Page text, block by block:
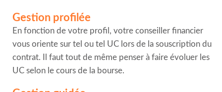
Gestion profilée
En fonction de votre profil, votre conseiller financier
vous oriente sur tel ou tel UC lors de la souscription du
contrat. Il faut tout de même penser à faire évoluer les
UC selon le cours de la bourse.